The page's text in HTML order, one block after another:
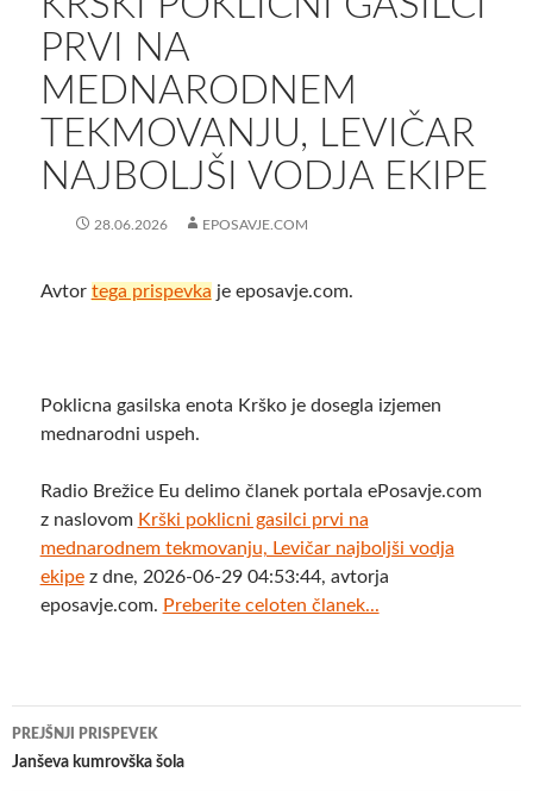
PRVI NA
MEDNARODNEM
TEKMOVANJU, LEVIČAR
NAJBOLJŠI VODJA EKIPE
28.06.2026 EPOSAVJE.COM
Avtor tega prispevka je eposavje.com.
Poklicna gasilska enota Krško je dosegla izjemen
mednarodni uspeh.
Radio Brežice Eu delimo članek portala ePosavje.com
z naslovom Krški poklicni gasilci prvi na
mednarodnem tekmovanju, Levičar najboljši vodja
ekipez dne, 2026-06-29 04:53:44, avtorja
eposavje.com. Preberite celoten članek...
Krmarjenje
po
PREJŠNJI PRISPEVEK
Janševa kumrovška šola